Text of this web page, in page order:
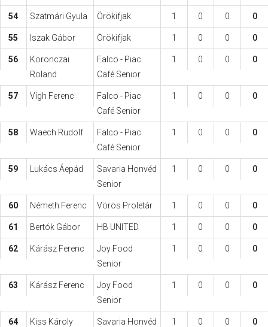
54 Szatmári Gyula Örökifjak 1 0 0 0
55 Iszak Gábor Örökifjak 1 0 0 0
56
Koronczai
Roland
Falco - Piac
Café Senior
1 0 0 0
57 Vígh Ferenc
Falco - Piac
Café Senior
1 0 0 0
58 Waech Rudolf
Falco - Piac
Café Senior
1 0 0 0
59 Lukács Áepád
Savaria Honvéd
Senior
1 0 0 0
60 Németh Ferenc Vörös Proletár 1 0 0 0
61 Bertók Gábor HB UNITED 1 0 0 0
62 Kárász Ferenc
Joy Food
Senior
1 0 0 0
63 Kárász Ferenc
Joy Food
Senior
1 0 0 0
64 Kiss Károly
Savaria Honvéd
1 0 0 0